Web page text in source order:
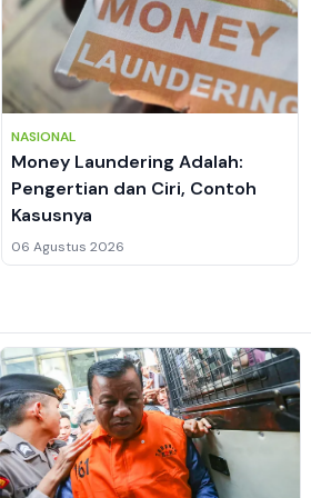
NASIONAL
Money Laundering Adalah:
Pengertian dan Ciri, Contoh
Kasusnya
06 Agustus 2026